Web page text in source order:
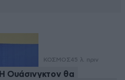
ΚΟΣΜΟΣ45 λ. πριν
Η Ουάσινγκτον θα